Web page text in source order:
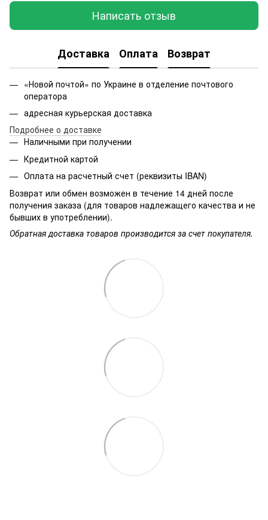
Написать отзыв
Доставка Оплата Возврат
«Новой почтой» по Украине в отделение почтового
оператора
адресная курьерская доставка
Подробнее о доставке
Наличными при получении
Кредитной картой
Оплата на расчетный счет (реквизиты IBAN)
Возврат или обмен возможен в течение 14 дней после
получения заказа (для товаров надлежащего качества и не
бывших в употреблении).
Обратная доставка товаров производится за счет покупателя.